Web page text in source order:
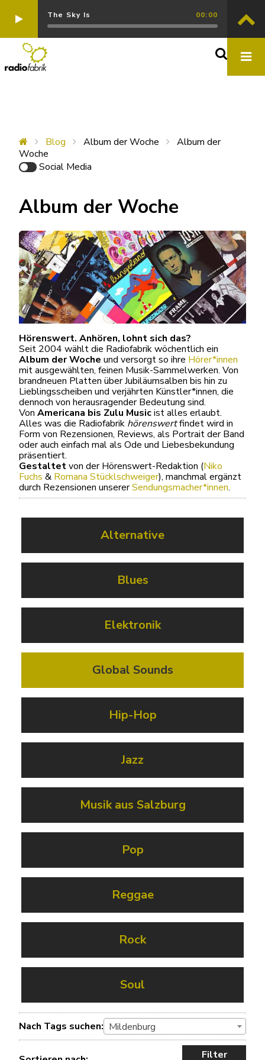
The Sky Is 00:00
Blog Album der Woche
Album der
Woche
Social Media
Album der Woche
Hörenswert. Anhören, lohnt sich das?
Seit 2004 wählt die Radiofabrik wöchentlich ein
Album der Woche und versorgt so ihre Hörer*innen
mit ausgewählten, feinen Musik-Sammelwerken. Von
brandneuen Platten über Jubiläumsalben bis hin zu
Lieblingsscheiben und verjährten Künstler*innen, die
dennoch von herausragender Bedeutung sind.
Von Americana bis Zulu Musicist alles erlaubt.
Alles was die Radiofabrik hörenswertfindet wird in
Form von Rezensionen, Reviews, als Portrait der Band
oder auch einfach mal als Ode und Liebesbekundung
präsentiert.
Gestaltetvon der Hörenswert-Redaktion (Niko
Fuchs & Romana Stücklschweiger), manchmal ergänzt
durch Rezensionen unsererSendungsmacher*innen.
Alternative
Blues
Elektronik
Global Sounds
Hip-Hop
Jazz
Musik aus Salzburg
Pop
Reggae
Rock
Soul
Nach Tags suchen: Mildenburg
Filter